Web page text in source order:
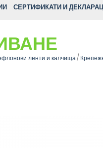
СЕРТИФИКАТИ И
ленти и калчища